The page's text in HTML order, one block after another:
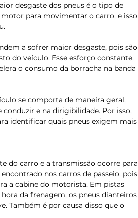
desgaste dos pneus é o tipo de
para movimentar o carro, e isso
a sofrer maior desgaste, pois são
do veículo. Esse esforço constante,
o consumo da borracha na banda
se comporta de maneira geral,
e na dirigibilidade. Por isso,
identificar quais pneus exigem mais
do carro e a transmissão ocorre para
nos carros de passeio, pois
a cabine do motorista. Em pistas
da frenagem, os pneus dianteiros
Também é por causa disso que o